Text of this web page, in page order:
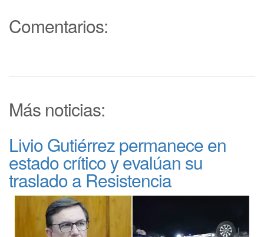
Comentarios:
Más noticias:
Livio Gutiérrez permanece en
estado crítico y evalúan su
traslado a Resistencia